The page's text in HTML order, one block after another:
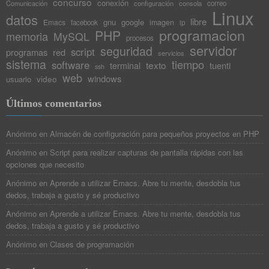
39
41
42
44
45
46
48
51
53
54
56
57
59
60
61
Comunicación
conexión configuración consola correo
datos Emacs facebook gnu google imagen ip libre Linux
memoria MySQL PHP procesos programacion
programas red script seguridad servicios servidor
sistema software ssh terminal texto tiempo tuenti
usuario video web windows
Últimos comentarios
Anónimo en Almacén de configuración para pequeños proyectos en PHP
Anónimo en Script para realizar capturas de pantalla rápidas con las
opciones que necesito
Anónimo en Aprende a utilizar Emacs. Abre tu mente, desdobla tus
dedos, trabaja a gusto y sé productivo
Anónimo en Aprende a utilizar Emacs. Abre tu mente, desdobla tus
dedos, trabaja a gusto y sé productivo
Anónimo en Clases de programación